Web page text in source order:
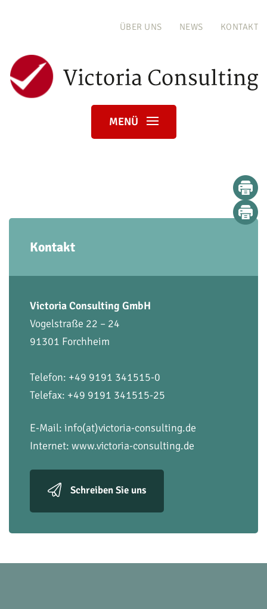
ÜBER UNS NEWS KONTAKT
MENÜ
Kontakt
Victoria Consulting GmbH
Vogelstraße 22 – 24
91301 Forchheim
Telefon: +49 9191 341515-0
Telefax: +49 9191 341515-25
E-Mail: info(at)victoria-consulting.de
Internet: www.victoria-consulting.de
Schreiben Sie uns